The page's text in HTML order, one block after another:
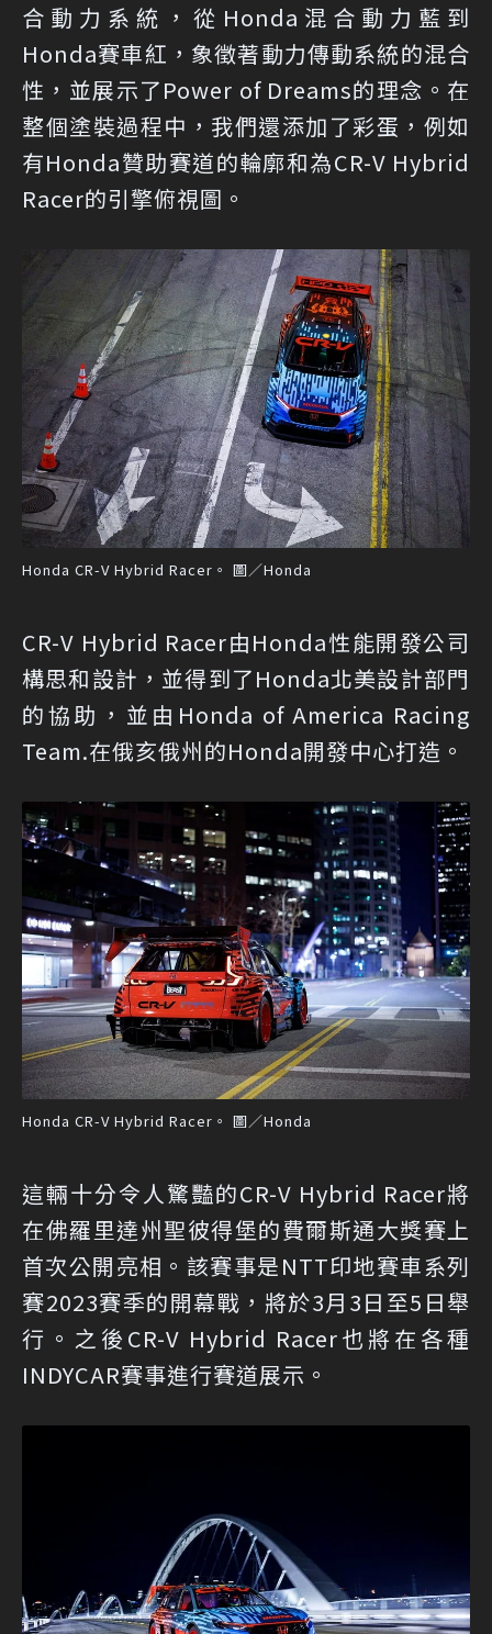
合動力系統，從Honda混合動力藍到
Honda賽車紅，象徵著動力傳動系統的混合
性，並展示了Power of Dreams的理念。在
整個塗裝過程中，我們還添加了彩蛋，例如
有Honda贊助賽道的輪廓和為CR-V Hybrid
Racer的引擎俯視圖。
Honda CR-V Hybrid Racer。 圖／Honda
CR-V Hybrid Racer由Honda性能開發公司
構思和設計，並得到了Honda北美設計部門
的協助，並由Honda of America Racing
Team.在俄亥俄州的Honda開發中心打造。
Honda CR-V Hybrid Racer。 圖／Honda
這輛十分令人驚豔的CR-V Hybrid Racer將
在佛羅里達州聖彼得堡的費爾斯通大獎賽上
首次公開亮相。該賽事是NTT印地賽車系列
賽2023賽季的開幕戰，將於3月3日至5日舉
行。之後CR-V Hybrid Racer也將在各種
INDYCAR賽事進行賽道展示。